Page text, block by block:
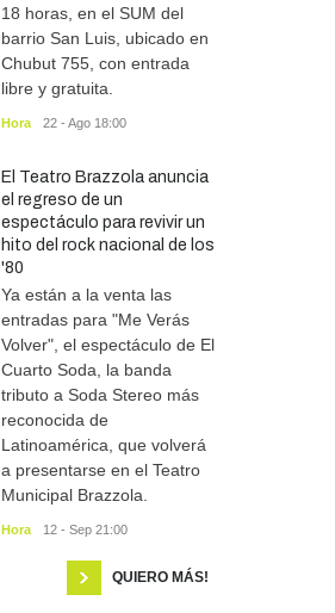
18 horas, en el SUM del
barrio San Luis, ubicado en
Chubut 755, con entrada
libre y gratuita.
Hora 22 - Ago 18:00
El Teatro Brazzola anuncia
el regreso de un
espectáculo para revivir un
hito del rock nacional de los
'80
Ya están a la venta las
entradas para "Me Verás
Volver", el espectáculo de El
Cuarto Soda, la banda
tributo a Soda Stereo más
reconocida de
Latinoamérica, que volverá
a presentarse en el Teatro
Municipal Brazzola.
Hora 12 - Sep 21:00
QUIERO MÁS!